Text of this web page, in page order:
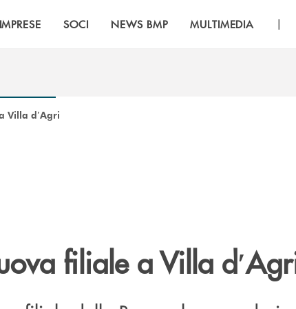
IMPRESE SOCI NEWS BMP MULTIMEDIA |
Villa d′Agri
filiale a Villa